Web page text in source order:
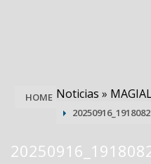
HOME Noticias »
20250916_1918082